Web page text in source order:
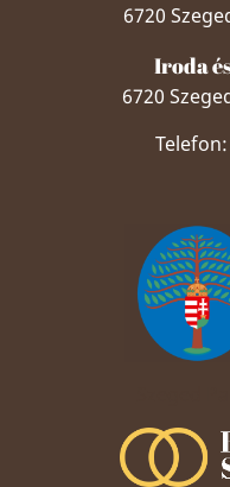
6720
Iroda
6720